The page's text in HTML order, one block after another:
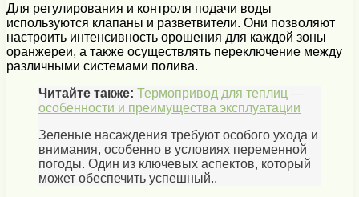
Для регулирования и контроля подачи воды
используются клапаны и разветвители. Они позволяют
настроить интенсивность орошения для каждой зоны
оранжереи, а также осуществлять переключение между
различными системами полива.
Читайте также: Термопривод для теплиц —
особенности и преимущества эксплуатации
Зеленые насаждения требуют особого ухода и
внимания, особенно в условиях переменной
погоды. Один из ключевых аспектов, который
может обеспечить успешный..